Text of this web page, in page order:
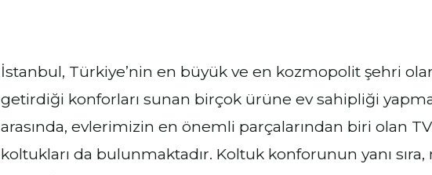
İstanbul, Türkiye’nin en büyük ve en kozmopolit şehri
getirdiği konforları sunan birçok ürüne ev sahipliği
arasında, evlerimizin en önemli parçalarından biri olan
koltukları da bulunmaktadır. Koltuk konforunun yanı